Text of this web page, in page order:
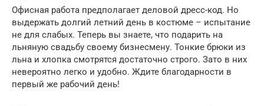
Офисная работа предполагает деловой дресс-код. Но
выдержать долгий летний день в костюме – испытание
не для слабых. Теперь вы знаете, что подарить на
льняную свадьбу своему бизнесмену. Тонкие брюки из
льна и хлопка смотрятся достаточно строго. Зато в них
невероятно легко и удобно. Ждите благодарности в
первый же рабочий день!